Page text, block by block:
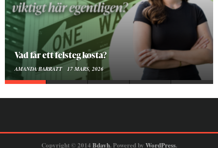
Att vara en kropp
SMILLA SUNDÉN PETTERSSON 30 JANUARI, 2026
Copyright © 2014 Bdayh. Powered by WordPress.